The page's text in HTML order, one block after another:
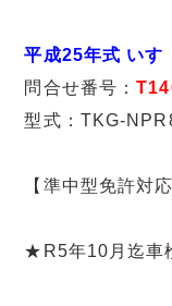
平成25年式 いす
問合せ番号：
型式：TKG-
【準中型免許対
★R5年10月迄車